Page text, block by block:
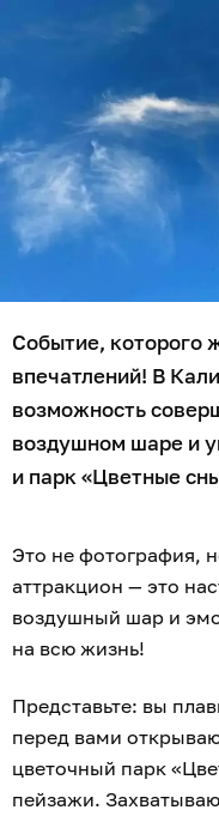
Событие, которого
впечатлений! В
возможность
воздушном шаре и
и парк «Цветные
Это не фотография,
аттракцион — это
воздушный шар и
на всю жизнь!
Представьте: вы
перед вами
цветочный парк
пейзажи.